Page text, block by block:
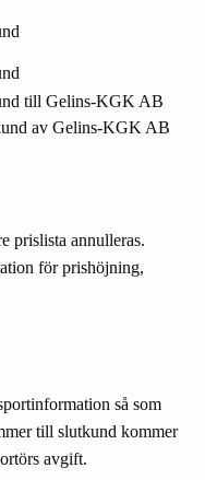
till Gelins-KGK AB
av Gelins-KGK AB
prislista annulleras.
för prishöjning,
så som
till slutkund kommer
avgift.